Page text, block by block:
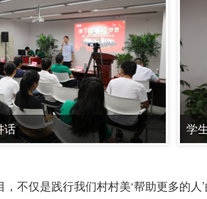
话 学
，不仅是践行我们村村美‘帮助更多的